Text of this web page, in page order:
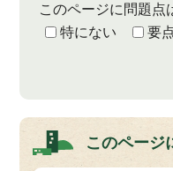
このページに問題点
特にない
要
このページ